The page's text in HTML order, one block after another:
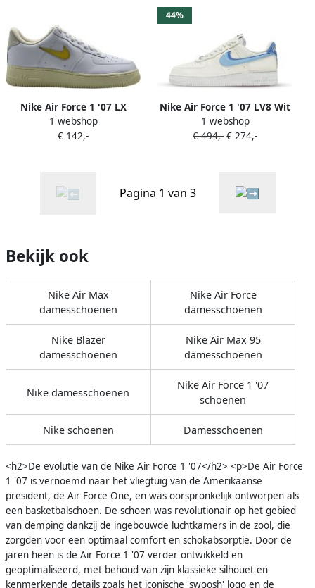
Nike Air Force 1 '07 LX
(Jewel Pale Vanilla)
Sneakers Unisex
1 webshop
€ 142,-
44%
Nike Air Force 1 '07 LV8 Wit
1 webshop
€ 494,- € 274,-
Pagina 1 van 3
Bekijk ook
Nike Air Max
damesschoenen
Nike Air Force
damesschoenen
Nike Blazer
damesschoenen
Nike Air Max 95
damesschoenen
Nike damesschoenen
Nike Air Force 1 '07
schoenen
Nike schoenen Damesschoenen
<h2>De evolutie van de Nike Air Force 1 '07</h2> <p>De Air Force
1 '07 is vernoemd naar het vliegtuig van de Amerikaanse
president, de Air Force One, en was oorspronkelijk ontworpen als
een basketbalschoen. De schoen was revolutionair op het gebied
van demping dankzij de ingebouwde luchtkamers in de zool, die
zorgden voor een optimaal comfort en schokabsorptie. Door de
jaren heen is de Air Force 1 '07 verder ontwikkeld en
geoptimaliseerd, met behoud van zijn klassieke silhouet en
kenmerkende details zoals het iconische 'swoosh' logo en de